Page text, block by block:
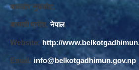
बाघखोर नुवाकोट,
बागमती प्रदेश, नेपाल
Website: http://
Email: info@belkotgadhimun.gov.np